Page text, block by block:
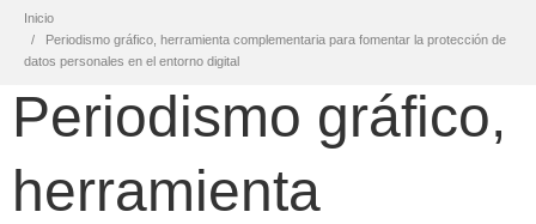
Inicio
Periodismo gráfico, herramienta complementaria para fomentar la protección de
datos personales en el entorno digital
Periodismo gráfico,
herramienta